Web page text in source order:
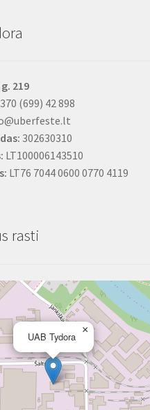
219
(699) 42 898
302630310
LT100006143510
LT76 7044 0600 0770 4119
rasti
UAB Tydora
×